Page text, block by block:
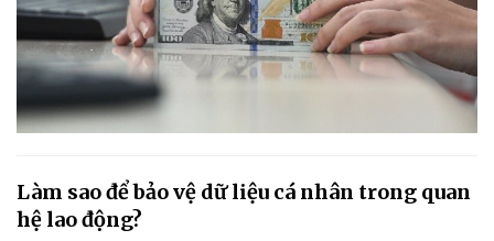
Làm sao để bảo vệ dữ liệu cá nhân trong quan
hệ lao động?